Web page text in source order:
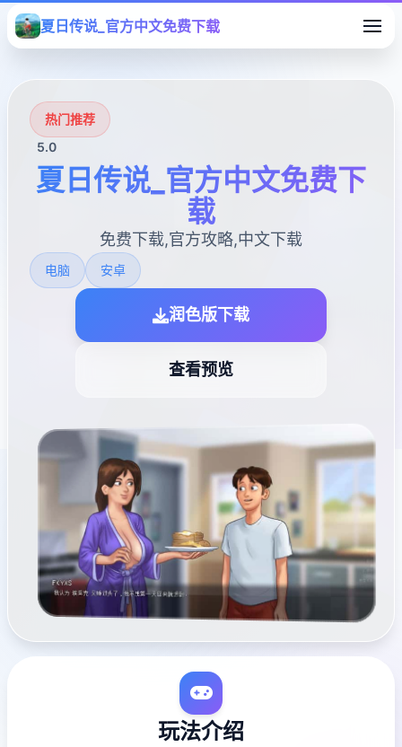
夏日传说_官方中文免费下载
热门推荐
5.0
夏日传说_官方中文免费下
载
免费下载,官方攻略,中文下载
电脑 安卓
润色版下载
查看预览
玩法介绍